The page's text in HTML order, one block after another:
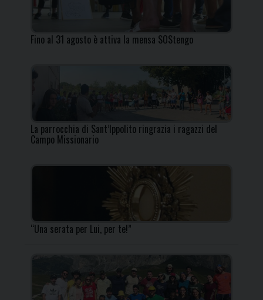
Fino al 31 agosto è attiva la mensa SOStengo
La parrocchia di Sant’Ippolito ringrazia i ragazzi del
Campo Missionario
“Una serata per Lui, per te!”